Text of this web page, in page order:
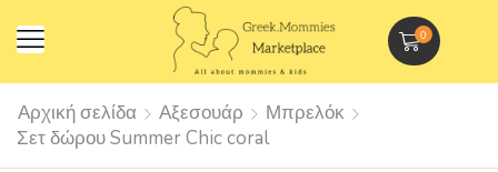
0
Αρχική σελίδα Αξεσουάρ
Μπρελόκ
Σετ δώρου Summer Chic coral